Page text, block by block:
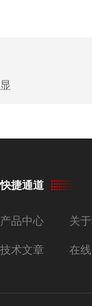
快捷通道
产品中心 关
技术文章 在